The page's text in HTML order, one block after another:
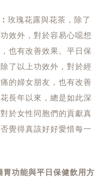
玫瑰花露與花茶，除了
效外，對於容易心噁想
也有改善效果。平日保
了以上功效外，對於經
的婦女朋友，也有改善
長年以來，總是如此深
於女性同胞們的貢獻真
覺得真該好好愛惜每一
功能與平日保健飲用方